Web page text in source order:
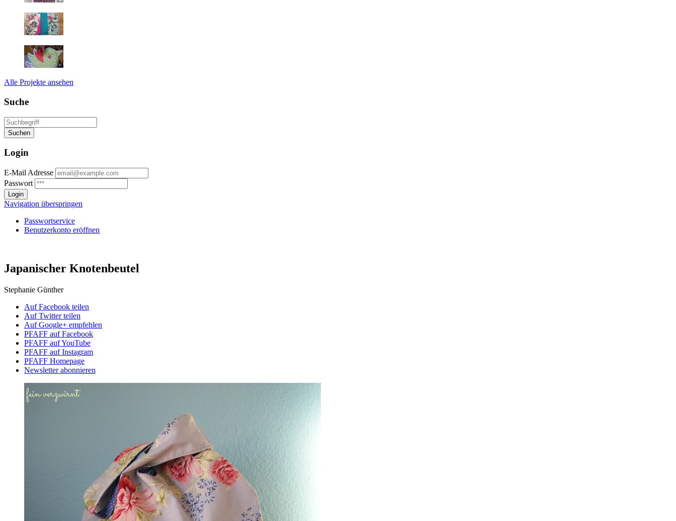
Alle Projekte ansehen
Suche
Login
E-Mail Adresse
Passwort
Navigation überspringen
Passwortservice
Benutzerkonto eröffnen
Japanischer Knotenbeutel
Stephanie Günther
Auf Facebook teilen
Auf Twitter teilen
Auf Google+ empfehlen
PFAFF auf Facebook
PFAFF auf YouTube
PFAFF auf Instagram
PFAFF Homepage
Newsletter abonnieren